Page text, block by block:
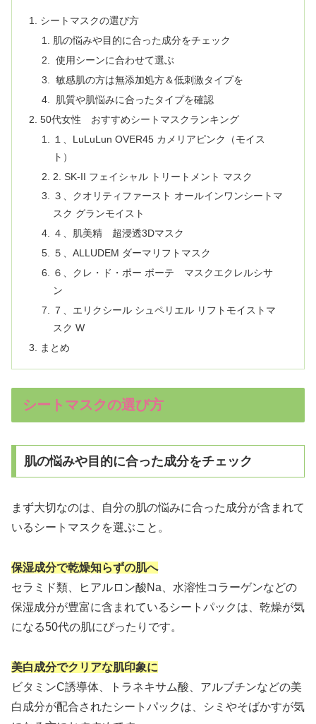
シートマスクの選び方
肌の悩みや目的に合った成分をチェック
使用シーンに合わせて選ぶ
敏感肌の方は無添加処方＆低刺激タイプを
肌質や肌悩みに合ったタイプを確認
50代女性 おすすめシートマスクランキング
１、LuLuLun OVER45 カメリアピンク（モイス
ト）
2. SK-II フェイシャル トリートメント マスク
３、クオリティファースト オールインワンシートマ
スク グランモイスト
４、肌美精 超浸透3Dマスク
５、ALLUDEM ダーマリフトマスク
６、クレ・ド・ポー ボーテ マスクエクレルシサ
ン
７、エリクシール シュペリエル リフトモイストマ
スク W
まとめ
シートマスクの選び方
肌の悩みや目的に合った成分をチェック
まず大切なのは、自分の肌の悩みに合った成分が含まれて
いるシートマスクを選ぶこと。
保湿成分で乾燥知らずの肌へ
セラミド類、ヒアルロン酸Na、水溶性コラーゲンなどの
保湿成分が豊富に含まれているシートパックは、乾燥が気
になる50代の肌にぴったりです。
美白成分でクリアな肌印象に
ビタミンC誘導体、トラネキサム酸、アルブチンなどの美
白成分が配合されたシートパックは、シミやそばかすが気